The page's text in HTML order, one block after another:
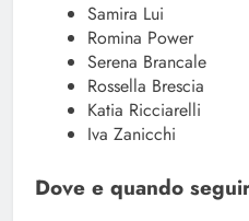
Samira Lui
Romina Power
Serena Brancale
Rossella Brescia
Katia Ricciarelli
Iva Zanicchi
Dove e quando